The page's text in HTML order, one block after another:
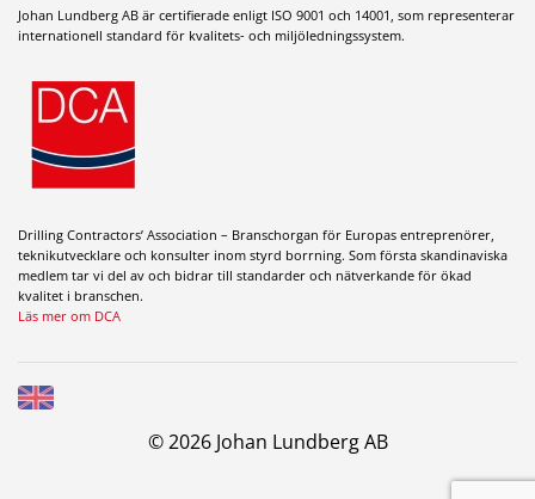
Johan Lundberg AB är certifierade enligt ISO 9001 och 14001, som representerar
internationell standard för kvalitets- och miljöledningssystem.
Drilling Contractors’ Association – Branschorgan för Europas entreprenörer,
teknikutvecklare och konsulter inom styrd borrning. Som första skandinaviska
medlem tar vi del av och bidrar till standarder och nätverkande för ökad
kvalitet i branschen.
Läs mer om DCA
© 2026 Johan Lundberg AB